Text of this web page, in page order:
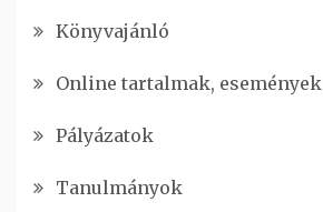
Könyvajánló
Online tartalmak, események
Pályázatok
Tanulmányok